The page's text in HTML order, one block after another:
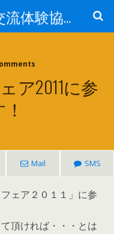
大子町ふるさと交流体験協議会
ア2011に参
Mail SMS
ェア２０１１」に参
頂ければ・・・とは